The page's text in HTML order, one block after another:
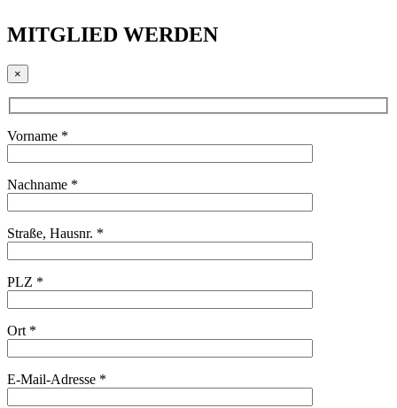
MITGLIED WERDEN
×
Vorname *
Nachname *
Straße, Hausnr. *
PLZ *
Ort *
E-Mail-Adresse *